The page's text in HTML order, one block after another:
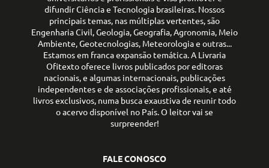
difundir Ciência e Tecnologia brasileiras. Nossos
principais temas, nas múltiplas vertentes, são
Engenharia Civil, Geologia, Geografia, Agronomia, Meio
Ambiente, Geotecnologias, Meteorologia e outras...
Estamos em franca expansão temática. A Livraria
Ofitexto oferece livros publicados por editoras
nacionais, e algumas internacionais, publicações
independentes e de associações profissionais, e até
livros exclusivos, numa busca exaustiva de reunir todo
o acervo disponível no País. O leitor vai se
surpreender!
FALE CONOSCO